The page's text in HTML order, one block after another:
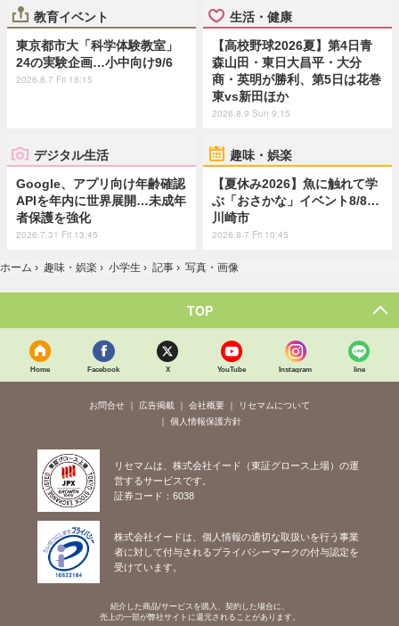
教育イベント
東京都市大「科学体験教室」
24の実験企画…小中向け9/6
2026.8.7 Fri 18:15
生活・健康
【高校野球2026夏】第4日青
森山田・東日大昌平・大分
商・英明が勝利、第5日は花巻
東vs新田ほか
2026.8.9 Sun 9:15
デジタル生活
Google、アプリ向け年齢確認
APIを年内に世界展開…未成年
者保護を強化
2026.7.31 Fri 13:45
趣味・娯楽
【夏休み2026】魚に触れて学
ぶ「おさかな」イベント8/8…
川崎市
2026.8.7 Fri 10:45
ホーム › 趣味・娯楽 › 小学生 › 記事 › 写真・画像
TOP
Home Facebook X YouTube Instagram line
お問合せ 広告掲載 会社概要
リセマムについて
個人情報保護方針
リセマムは、株式会社イード（東証グロース上場）の運
営するサービスです。
証券コード：6038
株式会社イードは、個人情報の適切な取扱いを行う事業
者に対して付与されるプライバシーマークの付与認定を
受けています。
紹介した商品/サービスを購入、契約した場合に、
売上の一部が弊社サイトに還元されることがあります。